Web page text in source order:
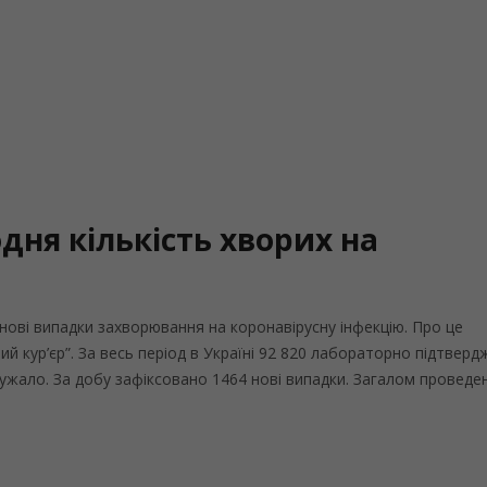
кількість хворих на
випадки захворювання на коронавірусну інфекцію. Про це
кур’єр”. За весь період в Україні 92 820 лабораторно
За добу зафіксовано 1464 нові випадки. Загалом